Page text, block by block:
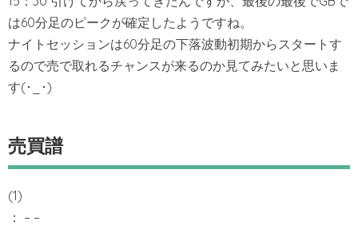
は60分足のピークが確定したようですね。
ナイトセッションは60分足の下落波動初期からスタートす
るので売で取れるチャンスが来るのか見てみたいと思いま
す(･_･)
売買譜
(1)
： – –